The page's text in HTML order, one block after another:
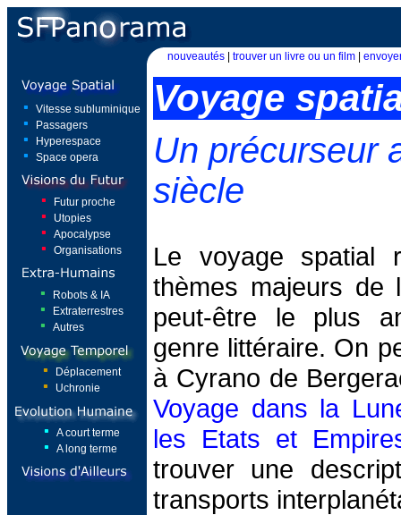
nouveautés trouver un livre ou un film
Vitesse subluminique
Passagers
Hyperespace
Space opera
Futur proche
Utopies
Apocalypse
Organisations
Robots & IA
Extraterrestres
Autres
Déplacement
Uchronie
A court terme
A long terme
Voyage
Un précurseur
siècle
Le voyage spatial
thèmes majeurs de
peut-être le plus
genre littéraire. On
à Cyrano de
Voyage dans la
les Etats et
trouver une
transports